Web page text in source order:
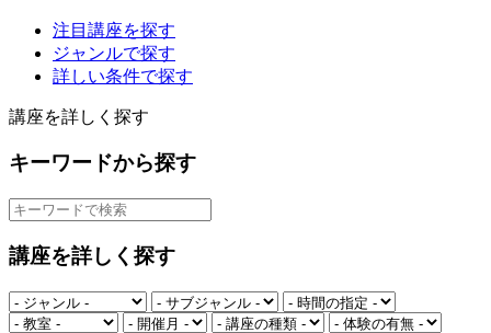
注目講座を探す
ジャンルで探す
詳しい条件で探す
講座を詳しく探す
キーワードから探す
講座を詳しく探す